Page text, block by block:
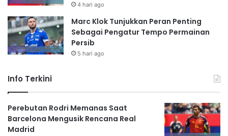
4 hari ago
Marc Klok Tunjukkan Peran Penting
Sebagai Pengatur Tempo Permainan
Persib
5 hari ago
Info Terkini
Perebutan Rodri Memanas Saat
Barcelona Mengusik Rencana Real
Madrid